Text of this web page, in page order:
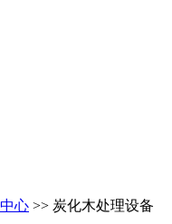
心 >> 炭化木处理设备